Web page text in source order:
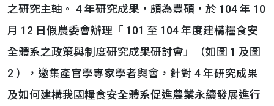
之研究主軸。 4 年研究成果，頗為豐碩，於 104 年 10
月 12 日假農委會辦理「 101 至 104 年度建構糧食安
全體系之政策與制度研究成果研討會」（如圖 1 及圖
2 ），邀集產官學專家學者與會，針對 4 年研究成果
及如何建構我國糧食安全體系促進農業永續發展進行